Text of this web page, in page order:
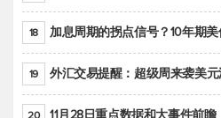
18 加息周期的拐点信号？10年期美债收
19 外汇交易提醒：超级周来袭美